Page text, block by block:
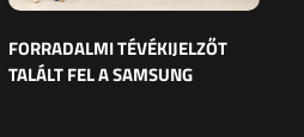
FORRADALMI TÉVÉKIJELZŐT
TALÁLT FEL A SAMSUNG